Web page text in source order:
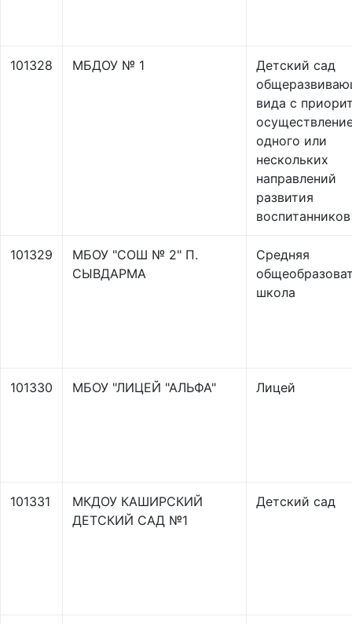
101328 МБДОУ № 1
Детский сад
вида с
одного или
нескольких
направлений
развития
воспитанников
101329
МБОУ "СОШ № 2" П.
СЫВДАРМА
Средняя
школа
101330 МБОУ "ЛИЦЕЙ "АЛЬФА" Лицей
101331
МКДОУ КАШИРСКИЙ
ДЕТСКИЙ САД №1
Детский сад